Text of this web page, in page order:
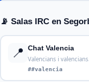
📡 Salas IRC en
📍
Chat Valencia
Valencians i
##valencia